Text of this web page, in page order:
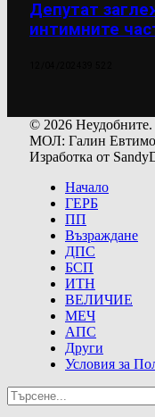
Депутат
интимните
© 2026 Неудобните.
МОЛ: Галин
Изработка от
Начало
ГЕРБ
ПП
Възраждане
ДПС
БСП
ИТН
ВЕЛИЧИЕ
МЕЧ
АПС
Други
Условия за